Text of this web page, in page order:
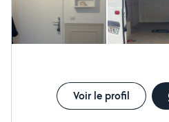
Voir le profil